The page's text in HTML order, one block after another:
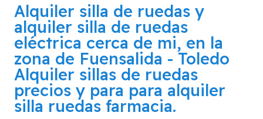
Alquiler silla de ruedas y
alquiler silla de ruedas
eléctrica cerca de mi, en la
zona de Fuensalida - Toledo
Alquiler sillas de ruedas
precios y para para alquiler
silla ruedas farmacia.